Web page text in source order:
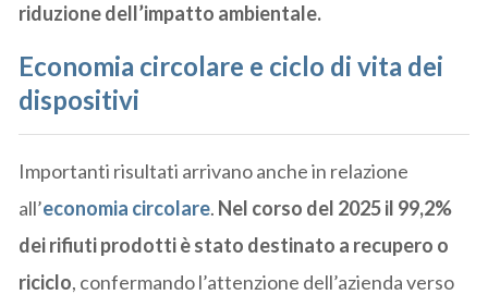
riduzione dell’impatto ambientale.
Economia circolare e ciclo di vita dei
dispositivi
Importanti risultati arrivano anche in relazione
all’economia circolare. Nel corso del 2025 il 99,2%
dei rifiuti prodotti è stato destinato a recupero o
riciclo, confermando l’attenzione dell’azienda verso